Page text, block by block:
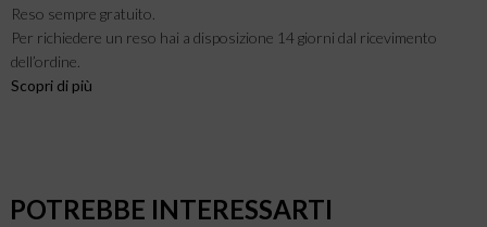
Reso sempre gratuito.
Per richiedere un reso hai a disposizione 14 giorni dal ricevimento
dell’ordine.
Scopri di più
POTREBBE INTERESSARTI